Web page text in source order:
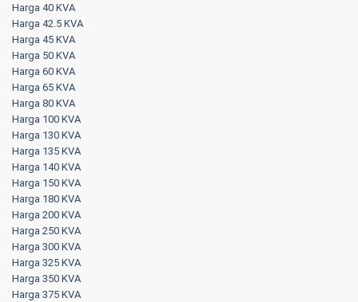
Harga 40 KVA
Harga 42.5 KVA
Harga 45 KVA
Harga 50 KVA
Harga 60 KVA
Harga 65 KVA
Harga 80 KVA
Harga 100 KVA
Harga 130 KVA
Harga 135 KVA
Harga 140 KVA
Harga 150 KVA
Harga 180 KVA
Harga 200 KVA
Harga 250 KVA
Harga 300 KVA
Harga 325 KVA
Harga 350 KVA
Harga 375 KVA